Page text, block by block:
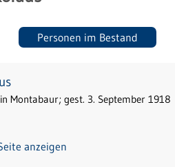
Personen im Bestand
Montabaur; gest. 3. September 1918
anzeigen